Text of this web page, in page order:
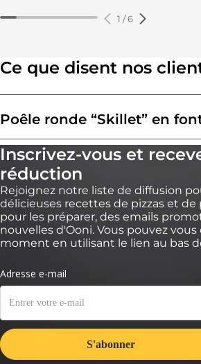
1 /6
Ce que disent nos
Poêle ronde “Skillet” en
Inscrivez-vous et
réduction
Rejoignez notre liste de diffusion
délicieuses recettes de pizzas et de
pour les préparer, des emails
nouvelles d'Ooni. Vous pouvez
moment en utilisant le lien au bas